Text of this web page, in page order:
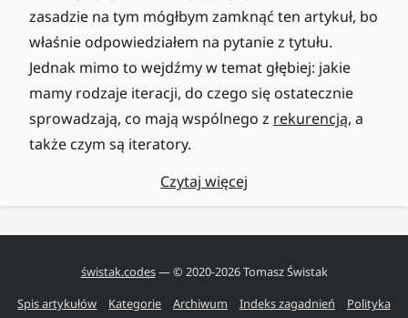
zasadzie na tym mógłbym zamknąć ten artykuł, bo
właśnie odpowiedziałem na pytanie z tytułu.
Jednak mimo to wejdźmy w temat głębiej: jakie
mamy rodzaje iteracji, do czego się ostatecznie
sprowadzają, co mają wspólnego z rekurencją, a
także czym są iteratory.
Czytaj więcej
świstak.codes— © 2020-2026Tomasz Świstak
Spis artykułów
Kategorie Archiwum Indeks zagadnień
Polityka